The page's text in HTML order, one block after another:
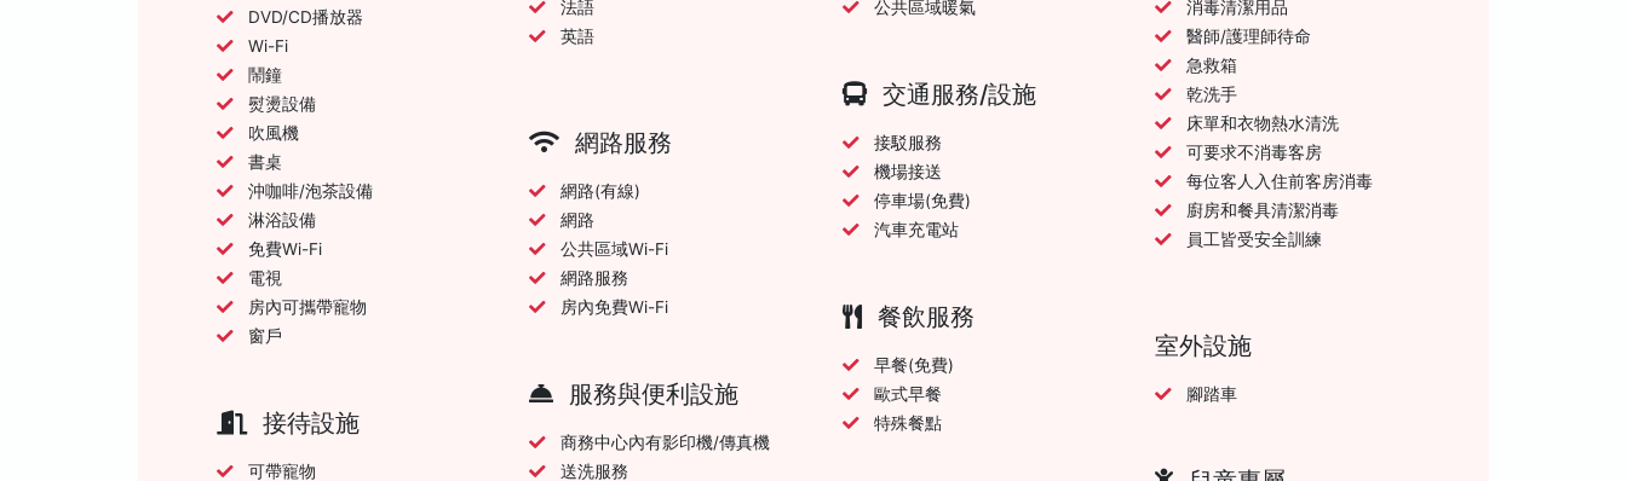
DVD/CD播放器
Wi-Fi
鬧鐘
熨燙設備
吹風機
書桌
沖咖啡/泡茶設備
淋浴設備
免費Wi-Fi
電視
房內可攜帶寵物
窗戶
接待設施
可帶寵物
法語
英語
網路服務
網路(有線)
網路
公共區域Wi-Fi
網路服務
房內免費Wi-Fi
服務與便利設施
商務中心內有影印機/傳真機
送洗服務
公共區域暖氣
交通服務/設施
接駁服務
機場接送
停車場(免費)
汽車充電站
餐飲服務
早餐(免費)
歐式早餐
特殊餐點
消毒清潔用品
醫師/護理師待命
急救箱
乾洗手
床單和衣物熱水清洗
可要求不消毒客房
每位客人入住前客房消毒
廚房和餐具清潔消毒
員工皆受安全訓練
室外設施
腳踏車